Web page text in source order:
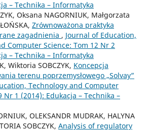
– Technika – Informatyka
Oksana NAGORNIUK, Małgorzata
Zrównoważona praktyka
zagadnienia , Journal of Education,
Computer Science: Tom 12 Nr 2
– Technika – Informatyka
Wiktoria SOBCZYK, Koncepcja
terenu poprzemysłowego „Solvay”
Technology and Computer
Nr 1 (2014): Edukacja – Technika –
OLEKSANDR MUDRAK, HALYNA
SOBCZYK, Analysis of regulatory